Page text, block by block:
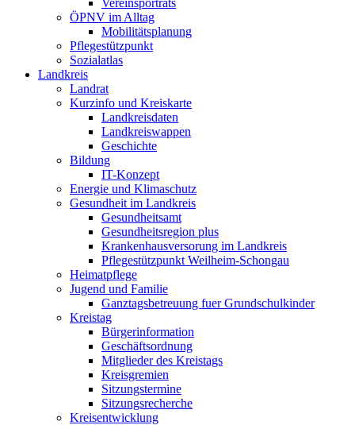
Vereinsporträts
ÖPNV im Alltag
Mobilitätsplanung
Pflegestützpunkt
Sozialatlas
Landkreis
Landrat
Kurzinfo und Kreiskarte
Landkreisdaten
Landkreiswappen
Geschichte
Bildung
IT-Konzept
Energie und Klimaschutz
Gesundheit im Landkreis
Gesundheitsamt
Gesundheitsregion plus
Krankenhausversorung im Landkreis
Pflegestützpunkt Weilheim-Schongau
Heimatpflege
Jugend und Familie
Ganztagsbetreuung fuer Grundschulkinder
Kreistag
Bürgerinformation
Geschäftsordnung
Mitglieder des Kreistags
Kreisgremien
Sitzungstermine
Sitzungsrecherche
Kreisentwicklung